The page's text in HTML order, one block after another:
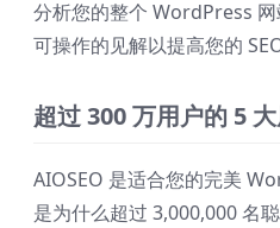
分析您的整个 WordPress
可操作的见解以提高您的
超过 300 万用户的 5
AIOSEO 是适合您的完美
是为什么超过 3,000,000 名